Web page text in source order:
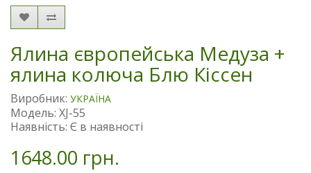
Ялина європейська Медуза +
ялина колюча Блю Кіссен
Виробник: УКРАЇНА
Модель: XJ-55
Наявність: Є в наявності
1648.00 грн.